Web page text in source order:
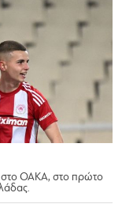
στο ΟΑΚΑ, στο πρώτο